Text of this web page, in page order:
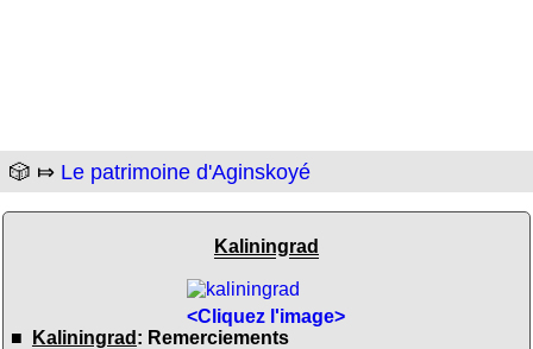
🎲 ⤇ Le patrimoine d'Aginskoyé
Kaliningrad
<Cliquez l'image>
■
Kaliningrad : Remerciements